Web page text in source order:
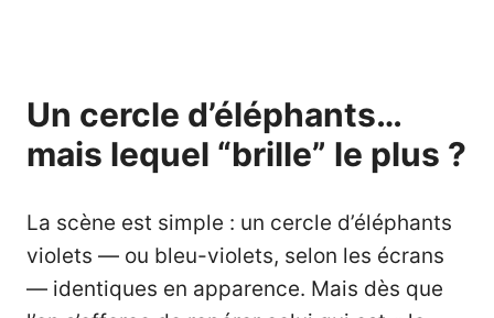
Un cercle d’éléphants…
mais lequel “brille” le plus ?
La scène est simple : un cercle d’éléphants
violets — ou bleu-violets, selon les écrans
— identiques en apparence. Mais dès que